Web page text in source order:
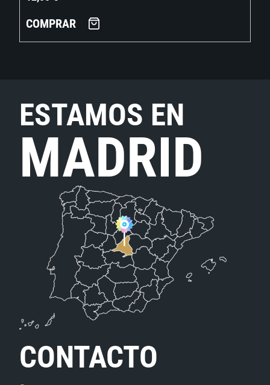
COMPRAR
ESTAMOS EN
MADRID
CONTACTO